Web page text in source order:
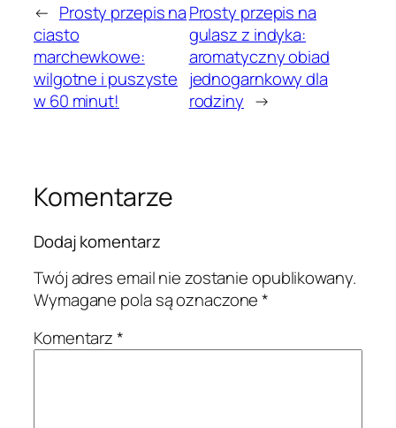
← Prosty przepis na
ciasto
marchewkowe:
wilgotne i puszyste
w 60 minut!
Prosty przepis na
gulasz z indyka:
aromatyczny obiad
jednogarnkowy dla
rodziny →
Komentarze
Dodaj komentarz
Twój adres email nie zostanie opublikowany.
Wymagane pola są oznaczone*
Komentarz*